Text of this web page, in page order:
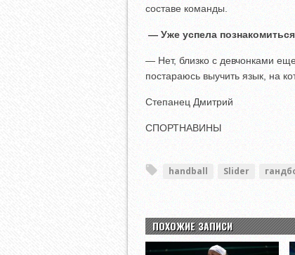
составе команды.
— Уже успела
— Нет, близко с девчонками
постараюсь выучить язык, на
Степанец Дмитрий
СПОРТНАВИНЫ
handball Slider
ПОХОЖИЕ ЗАПИСИ